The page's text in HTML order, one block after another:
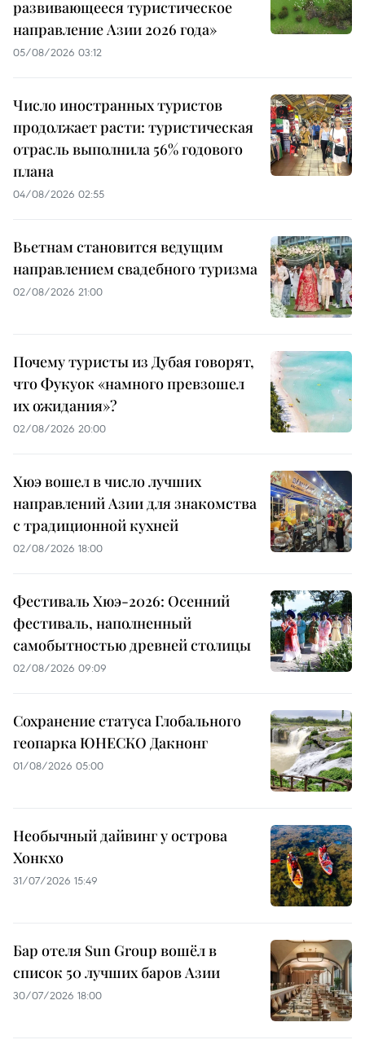
развивающееся туристическое
направление Азии 2026 года»
05/08/2026 03:12
Число иностранных туристов
продолжает расти: туристическая
отрасль выполнила 56% годового
плана
04/08/2026 02:55
Вьетнам становится ведущим
направлением свадебного туризма
02/08/2026 21:00
Почему туристы из Дубая говорят,
что Фукуок «намного превзошел
их ожидания»?
02/08/2026 20:00
Хюэ вошел в число лучших
направлений Азии для знакомства
с традиционной кухней
02/08/2026 18:00
Фестиваль Хюэ-2026: Осенний
фестиваль, наполненный
самобытностью древней столицы
02/08/2026 09:09
Сохранение статуса Глобального
геопарка ЮНЕСКО Дакнонг
01/08/2026 05:00
Необычный дайвинг у острова
Хонкхо
31/07/2026 15:49
Бар отеля Sun Group вошёл в
список 50 лучших баров Азии
30/07/2026 18:00